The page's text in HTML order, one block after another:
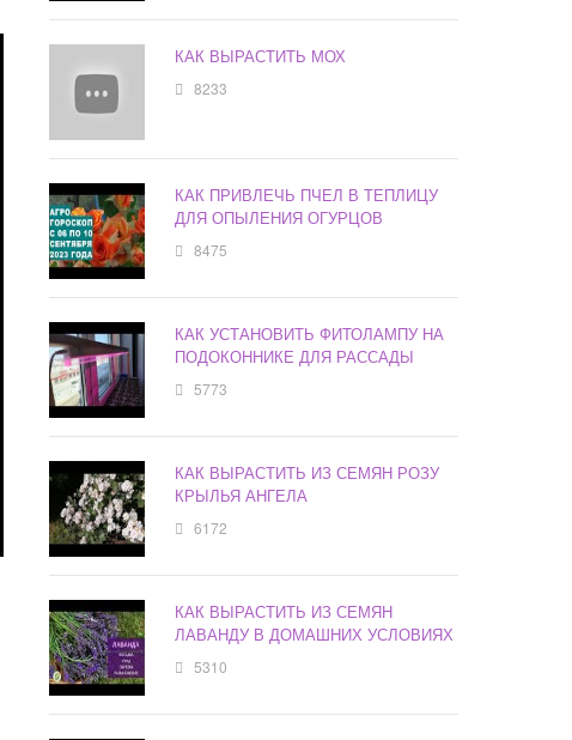
КАК ВЫРАСТИТЬ МОХ
8233
КАК ПРИВЛЕЧЬ ПЧЕЛ В ТЕПЛИЦУ
ДЛЯ ОПЫЛЕНИЯ ОГУРЦОВ
8475
КАК УСТАНОВИТЬ ФИТОЛАМПУ НА
ПОДОКОННИКЕ ДЛЯ РАССАДЫ
5773
КАК ВЫРАСТИТЬ ИЗ СЕМЯН РОЗУ
КРЫЛЬЯ АНГЕЛА
6172
КАК ВЫРАСТИТЬ ИЗ СЕМЯН
ЛАВАНДУ В ДОМАШНИХ УСЛОВИЯХ
5310